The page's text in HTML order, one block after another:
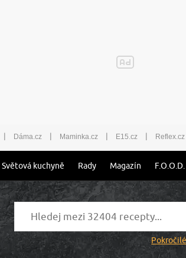
| Dáma.cz | Maminka.cz | E15.cz | Reflex.cz
Světová kuchyně Rady Magazín F.O.O.D.